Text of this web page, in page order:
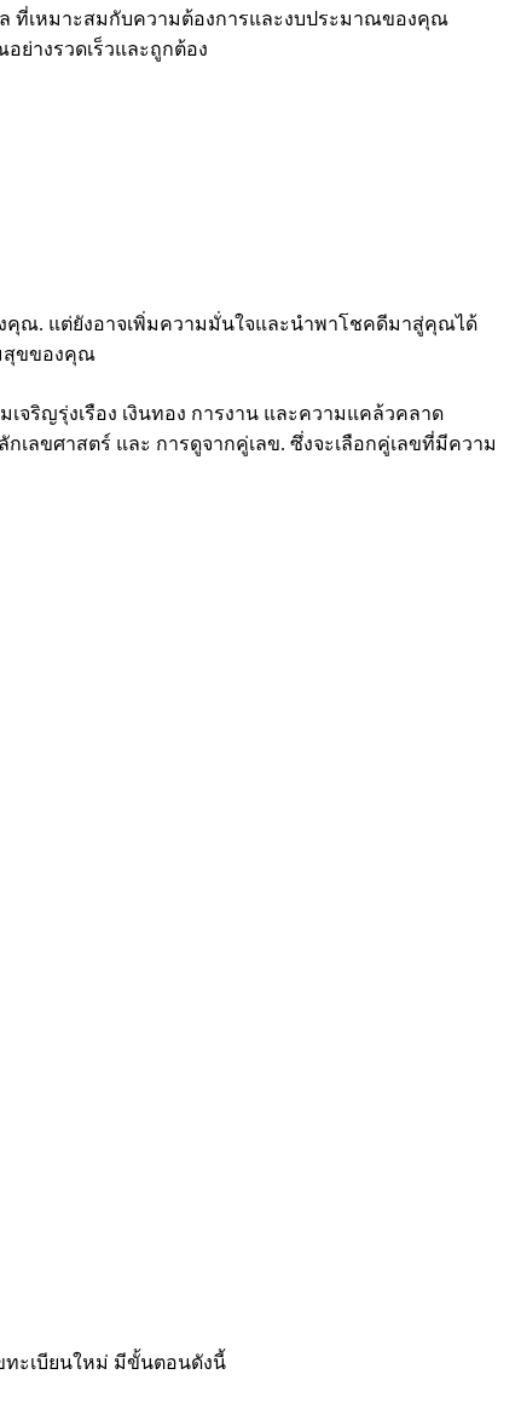
ที่เหมาะสมกับความต้องการและงบประมาณของคุณ
ย่างรวดเร็วและถูกต้อง
คุณ. แต่ยังอาจเพิ่มความมั่นใจและนำพาโชคดีมาสู่คุณได้
สุขของคุณ
จริญรุ่งเรือง เงินทอง การงาน และความแคล้วคลาด
เลขศาสตร์ และ การดูจากคู่เลข. ซึ่งจะเลือกคู่เลขที่มีความ
ทะเบียนใหม่ มีขั้นตอนดังนี้